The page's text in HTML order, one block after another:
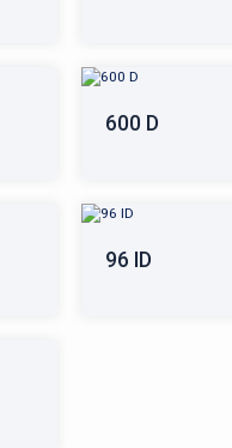
600 D
96 ID